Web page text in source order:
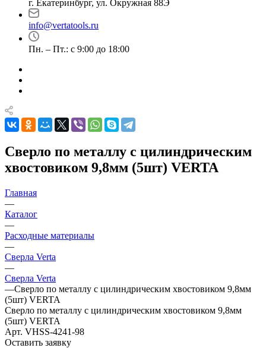
г. Екатеринбург, ул. Окружная 88Э
info@vertatools.ru
Пн. – Пт.: с 9:00 до 18:00
Сверло по металлу с цилиндрическим
хвостовиком 9,8мм (5шт) VERTA
Главная
—
Каталог
—
Расходные материалы
—
Сверла Verta
—
Сверла Verta
—Сверло по металлу с цилиндрическим хвостовиком 9,8мм
(5шт) VERTA
Сверло по металлу с цилиндрическим хвостовиком 9,8мм
(5шт) VERTA
Арт. VHSS-4241-98
Оставить заявку